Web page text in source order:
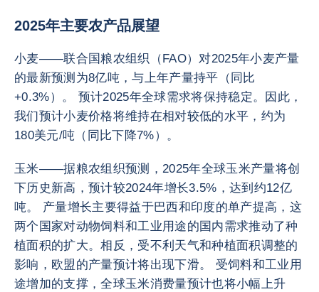
2025年主要农产品展望
小麦——联合国粮农组织（FAO）对2025年小麦产量
的最新预测为8亿吨，与上年产量持平（同比
+0.3%）。 预计2025年全球需求将保持稳定。因此，
我们预计小麦价格将维持在相对较低的水平，约为
180美元/吨（同比下降7%）。
玉米——据粮农组织预测，2025年全球玉米产量将创
下历史新高，预计较2024年增长3.5%，达到约12亿
吨。 产量增长主要得益于巴西和印度的单产提高，这
两个国家对动物饲料和工业用途的国内需求推动了种
植面积的扩大。相反，受不利天气和种植面积调整的
影响，欧盟的产量预计将出现下滑。 受饲料和工业用
途增加的支撑，全球玉米消费量预计也将小幅上升